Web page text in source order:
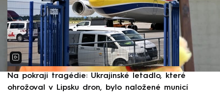
Na pokraji tragédie: Ukrajinské letadlo, které
ohrožoval v Lipsku dron, bylo naložené municí